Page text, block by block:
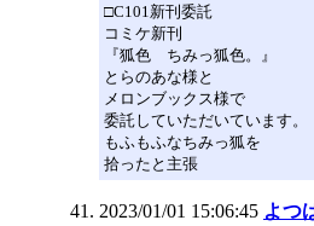
□C101新刊委託
コミケ新刊
『狐色 ちみっ狐色。』
とらのあな様と
メロンブックス様で
委託していただいています。
もふもふなちみっ狐を
拾ったと主張
2023/01/01 15:06:45 よつ